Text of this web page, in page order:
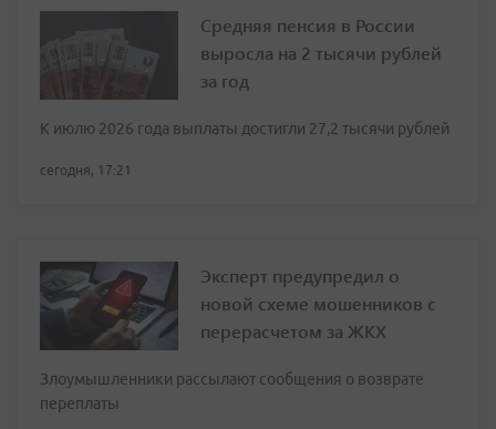
Средняя пенсия в России
выросла на 2 тысячи рублей
за год
К июлю 2026 года выплаты достигли 27,2 тысячи рублей
сегодня, 17:21
Эксперт предупредил о
новой схеме мошенников с
перерасчетом за ЖКХ
Злоумышленники рассылают сообщения о возврате
переплаты